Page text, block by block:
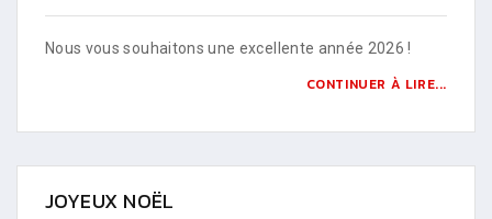
Nous vous souhaitons une excellente année 2026 !
CONTINUER À LIRE...
JOYEUX NOËL